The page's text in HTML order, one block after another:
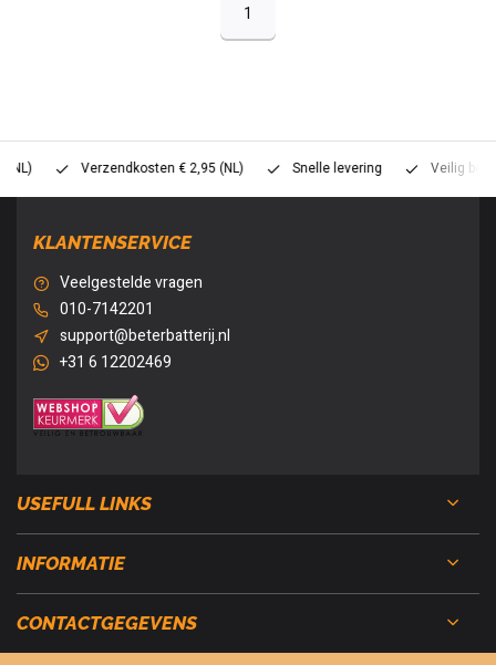
1
Verzendkosten € 2,95 (NL) Snelle levering Veilig betalen
KLANTENSERVICE
Veelgestelde vragen
010-7142201
support@beterbatterij.nl
+31 6 12202469
USEFULL LINKS
INFORMATIE
CONTACTGEGEVENS